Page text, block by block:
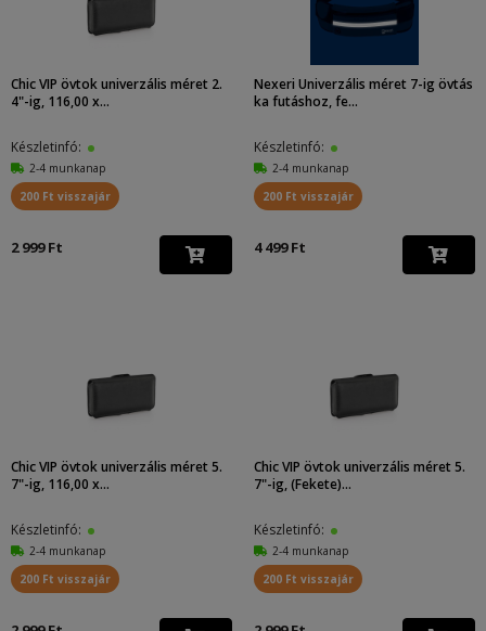
Chic VIP övtok univerzális méret 2.
4"-ig, 116,00 x...
Készletinfó:
2-4 munkanap
200 Ft visszajár
2 999 Ft
Nexeri Univerzális méret 7-ig övtás
ka futáshoz, fe...
Készletinfó:
2-4 munkanap
200 Ft visszajár
4 499 Ft
Chic VIP övtok univerzális méret 5.
7"-ig, 116,00 x...
Készletinfó:
2-4 munkanap
200 Ft visszajár
Chic VIP övtok univerzális méret 5.
7"-ig, (Fekete)...
Készletinfó:
2-4 munkanap
200 Ft visszajár